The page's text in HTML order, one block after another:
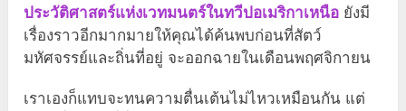
ประวัติศาสตร์แห่งเวทมนตร์ในทวีปอเมริกาเหนือ ยังมี
เรื่องราวอีกมากมายให้คุณได้ค้นพบก่อนที่สัตว์
มหัศจรรย์และถิ่นที่อยู่ จะออกฉายในเดือนพฤศจิกายน
เราเองก็แทบจะทนความตื่นเต้นไม่ไหวเหมือนกัน แต่